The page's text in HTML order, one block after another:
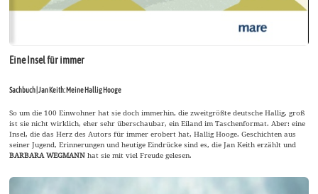
Eine Insel für immer
Sachbuch | Jan Keith: Meine Hallig Hooge
So um die 100 Einwohner hat sie doch immerhin, die zweitgrößte deutsche Hallig, groß
ist sie nicht wirklich, eher sehr überschaubar, ein Eiland im Taschenformat. Aber: eine
Insel, die das Herz des Autors für immer erobert hat, Hallig Hooge. Geschichten aus
seiner Jugend, Erinnerungen und heutige Eindrücke sind es, die Jan Keith erzählt und
BARBARA WEGMANNhat sie mit viel Freude gelesen.